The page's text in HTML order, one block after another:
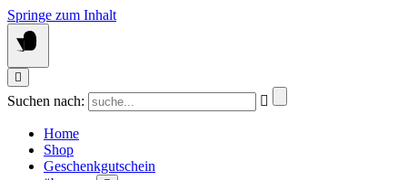
Springe zum Inhalt
Suchen nach:
Home
Shop
Geschenkgutschein